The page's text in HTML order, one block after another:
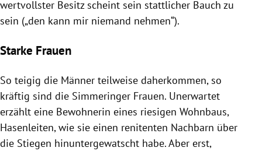
wertvollster Besitz scheint sein stattlicher Bauch zu
sein („den kann mir niemand nehmen“).
Starke Frauen
So teigig die Männer teilweise daherkommen, so
kräftig sind die Simmeringer Frauen. Unerwartet
erzählt eine Bewohnerin eines riesigen Wohnbaus,
Hasenleiten, wie sie einen renitenten Nachbarn über
die Stiegen hinuntergewatscht habe. Aber erst,